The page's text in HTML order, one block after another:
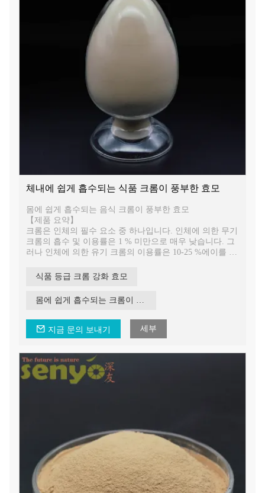
체내에 쉽게 흡수되는 식품 크롬이 풍부한 효모
몸에 쉽게 흡수되는 음식 크롬이 풍부한 효모
【제품 요약】
크롬은 인체의 필수 요소 중 하나입니다. 인체에 의한 무기
크롬의 흡수 및 이용률은 1 % 미만으로 매우 낮습니다. 그
러나 인체에 의한 유기 크롬의 이용률은 10-25 %에이를 수
cerevisiae를 기반으로 한 다음 무기 크롬을 첨가하여 무기
효모 세포에서 풍부한 효소 시스템을 통해 형성됩니다.
식품 등급 크롬 강화 효모
몸에 쉽게 흡수되는 크롬이 풍부한 효모
지금 문의 보내기 세부